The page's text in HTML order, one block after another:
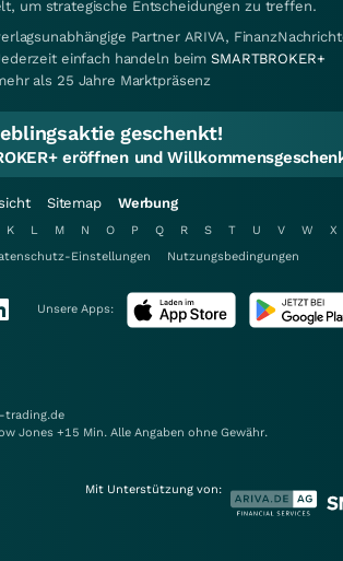
um strategische Entscheidungen zu treffen.
Partner ARIVA,
einfach handeln beimSMARTBROKER+
als 25 Jahre Marktpräsenz
geschenkt!
eröffnen und
Sitemap Werbung
K L M N O P Q R S T U V W X
Einstellungen Nutzungsbedingungen
Unsere Apps:
trading.de
Jones +15 Min. Alle Angaben ohne Gewähr.
Mit Unterstützung von: